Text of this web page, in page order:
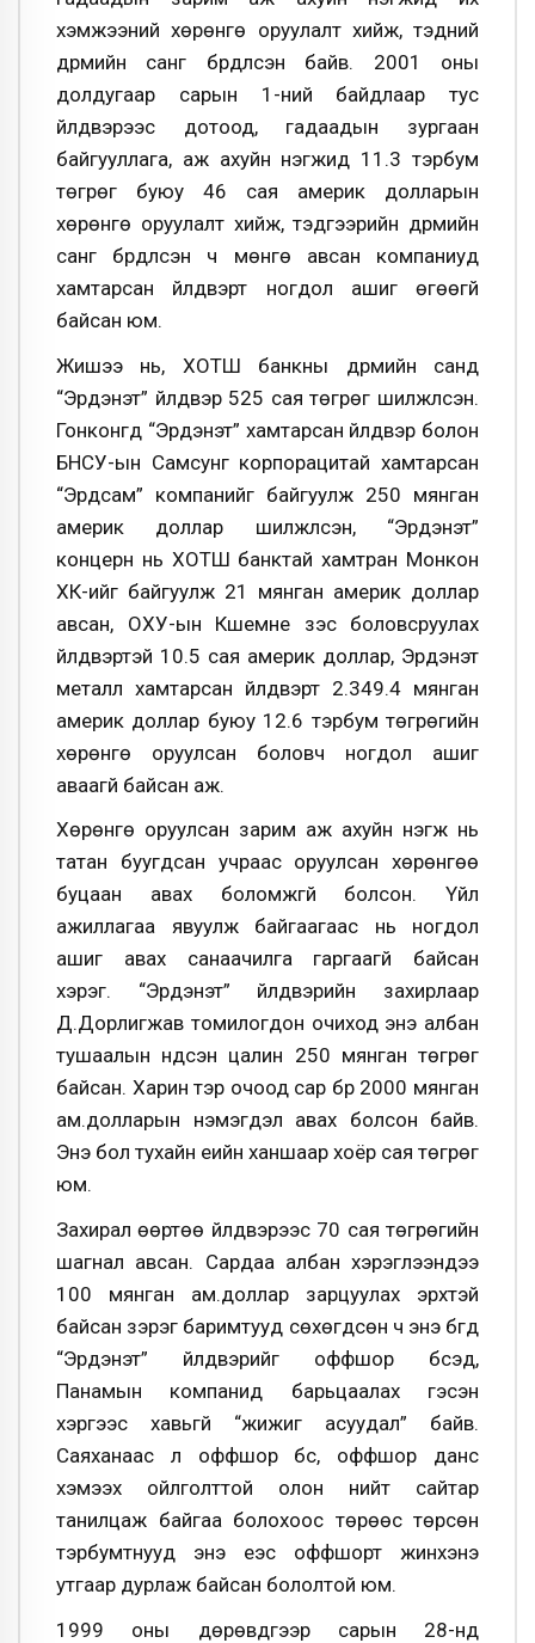
хэмжээний хөрөнгө оруулалт хийж, тэдний
дүрмийн санг бүрдүүлсэн байв. 2001 оны
долдугаар сарын 1-ний байдлаар тус
үйлдвэрээс дотоод, гадаадын зургаан
байгууллага, аж ахуйн нэгжид 11.3 тэрбум
төгрөг буюу 46 сая америк долларын
хөрөнгө оруулалт хийж, тэдгээрийн дүрмийн
санг бүрдүүлсэн ч мөнгө авсан компаниуд
хамтарсан үйлдвэрт ногдол ашиг өгөөгүй
байсан юм.
Жишээ нь, ХОТШ банкны дүрмийн санд
“Эрдэнэт” үйлдвэр 525 сая төгрөг шилжүүлсэн.
Гонконгд “Эрдэнэт” хамтарсан үйлдвэр болон
БНСУ-ын Самсунг корпорацитай хамтарсан
“Эрдсам” компанийг байгуулж 250 мянган
америк доллар шилжүүлсэн, “Эрдэнэт”
концерн нь ХОТШ банктай хамтран Монкон
ХК-ийг байгуулж 21 мянган америк доллар
авсан, ОХУ-ын Кшемне зэс боловсруулах
үйлдвэртэй 10.5 сая америк доллар, Эрдэнэт
металл хамтарсан үйлдвэрт 2.349.4 мянган
америк доллар буюу 12.6 тэрбум төгрөгийн
хөрөнгө оруулсан боловч ногдол ашиг
аваагүй байсан аж.
Хөрөнгө оруулсан зарим аж ахуйн нэгж нь
татан буугдсан учраас оруулсан хөрөнгөө
буцаан авах боломжгүй болсон. Үйл
ажиллагаа явуулж байгаагаас нь ногдол
ашиг авах санаачилга гаргаагүй байсан
хэрэг. “Эрдэнэт” үйлдвэрийн захирлаар
Д.Дорлигжав томилогдон очиход энэ албан
тушаалын үндсэн цалин 250 мянган төгрөг
байсан. Харин тэр очоод сар бүр 2000 мянган
ам.долларын нэмэгдэл авах болсон байв.
Энэ бол тухайн үеийн ханшаар хоёр сая төгрөг
юм.
Захирал өөртөө үйлдвэрээс 70 сая төгрөгийн
шагнал авсан. Сардаа албан хэрэглээндээ
100 мянган ам.доллар зарцуулах эрхтэй
байсан зэрэг баримтууд сөхөгдсөн ч энэ бүгд
“Эрдэнэт” үйлдвэрийг оффшор бүсэд,
Панамын компанид барьцаалах гэсэн
хэргээс хавьгүй “жижиг асуудал” байв.
Саяханаас л оффшор бүс, оффшор данс
хэмээх ойлголттой олон нийт сайтар
танилцаж байгаа болохоос төрөөс төрсөн
тэрбумтнууд энэ үеэс оффшорт жинхэнэ
утгаар дурлаж байсан бололтой юм.
1999 оны дөрөвдүгээр сарын 28-нд